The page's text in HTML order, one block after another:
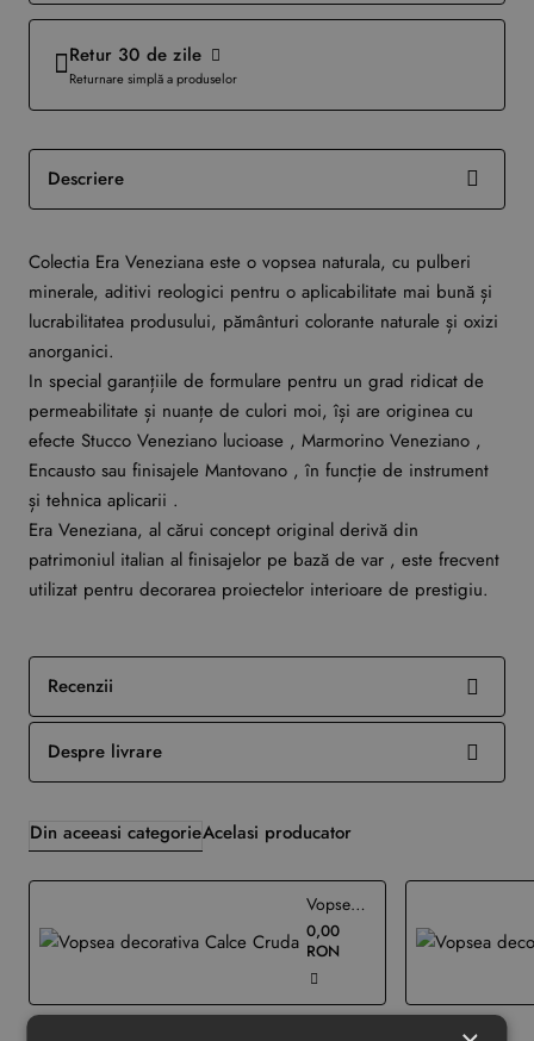
Descriere
Colectia Era Veneziana este o vopsea naturala, cu pulberi
minerale, aditivi reologici pentru o aplicabilitate mai bună și
lucrabilitatea produsului, pământuri colorante naturale și oxizi
anorganici.
In special garanțiile de formulare pentru un grad ridicat de
permeabilitate și nuanțe de culori moi, își are originea cu
efecte Stucco Veneziano lucioase , Marmorino Veneziano ,
Encausto sau finisajele Mantovano , în funcție de instrument
și tehnica aplicarii .
Era Veneziana, al cărui concept original derivă din
patrimoniul italian al finisajelor pe bază de var , este frecvent
utilizat pentru decorarea proiectelor interioare de prestigiu.
Recenzii
Despre livrare
Retur 30 de zile
Returnare simplă a produselor
Din aceeasi categorieAcelasi producator
Vopsea decorativa Calce Cruda
0,00
RON